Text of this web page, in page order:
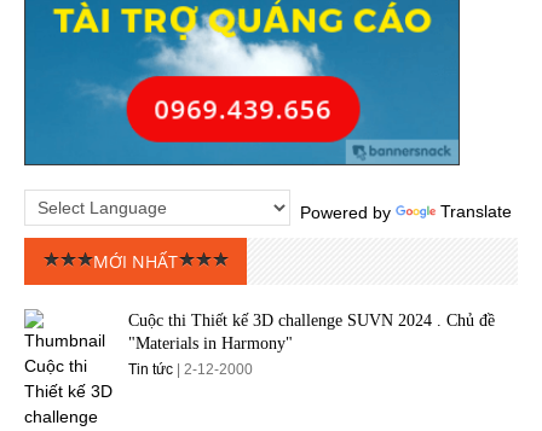
Powered by Translate
MỚI NHẤT
Cuộc thi Thiết kế 3D challenge SUVN 2024 . Chủ đề
"Materials in Harmony"
Tin tức| 2-12-2000